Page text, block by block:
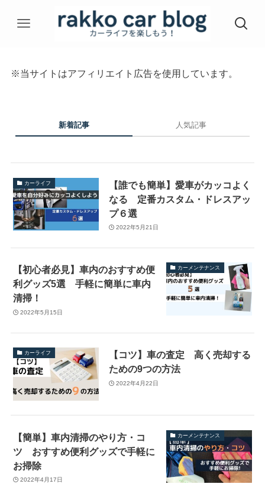
※当サイトはアフィリエイト広告を使用しています。
新着記事 人気記事
カーライフ
【誰でも簡単】愛車がカッコよく
なる 定番カスタム・ドレスアッ
プ６選
2022年5月21日
カーメンテナンス
【初心者必見】車内のおすすめ便
利グッズ5選 手軽に簡単に車内
清掃！
2022年5月15日
カーライフ
【コツ】車の査定 高く売却する
ための9つの方法
2022年4月22日
カーメンテナンス
【簡単】車内清掃のやり方・コ
ツ おすすめ便利グッズで手軽に
お掃除
2022年4月17日